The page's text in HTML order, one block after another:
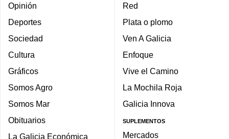
Opinión
Deportes
Sociedad
Cultura
Gráficos
Somos Agro
Somos Mar
Obituarios
La Galicia Económica
Red
Plata o plomo
Ven A Galicia
Enfoque
Vive el Camino
La Mochila Roja
Galicia Innova
SUPLEMENTOS
Mercados